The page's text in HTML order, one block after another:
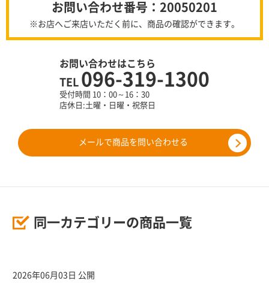
お問い合わせ番号：20050201
※お店へご来店いただく前に、商品の確認ができます。
お問い合わせはこちら
TEL 096-319-1300
受付時間 10：00～16：30
店休日:土曜・日曜・祝祭日
メールで商品を問い合わせる
同一カテゴリーの商品一覧
2026年06月03日 公開